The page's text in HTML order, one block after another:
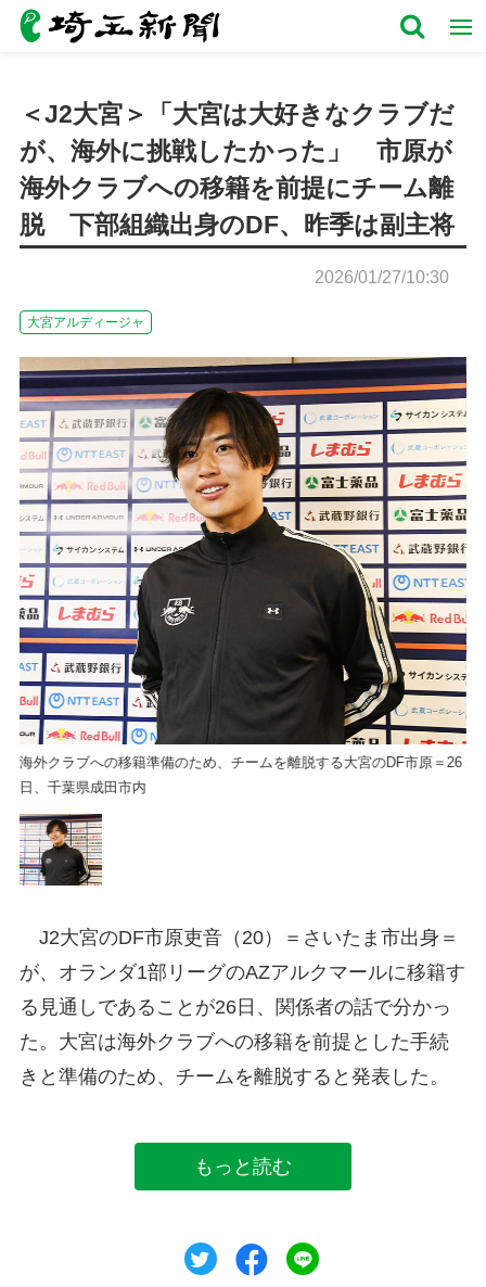
＜J2大宮＞「大宮は大好きなクラブだ
が、海外に挑戦したかった」 市原が
海外クラブへの移籍を前提にチーム離
脱 下部組織出身のDF、昨季は副主将
2026/01/27/10:30
大宮アルディージャ
海外クラブへの移籍準備のため、チームを離脱する大宮のDF市原＝26
日、千葉県成田市内
J2大宮のDF市原吏音（20）＝さいたま市出身＝
が、オランダ1部リーグのAZアルクマールに移籍す
る見通しであることが26日、関係者の話で分かっ
た。大宮は海外クラブへの移籍を前提とした手続
きと準備のため、チームを離脱すると発表した。
もっと読む
ツイートシェア